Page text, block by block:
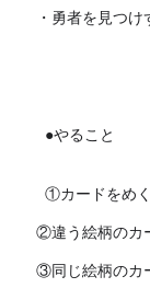
・勇者を見つ
●やること
①カードをめ
②違う絵柄のカ
③同じ絵柄のカ